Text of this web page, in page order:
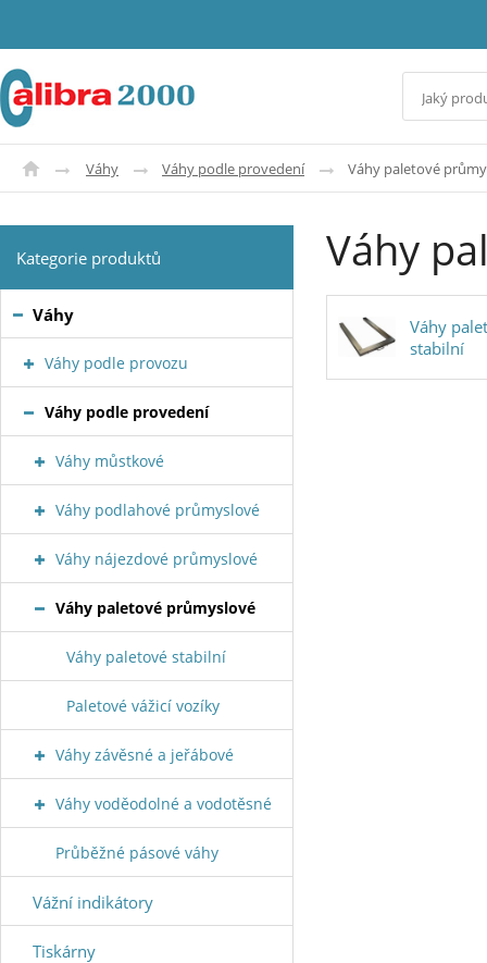
Váhy Váhy podle provedení Váhy paletové
Váhy
Váhy
stabilní
Kategorie produktů
Váhy
Váhy podle provozu
Váhy podle provedení
Váhy můstkové
Váhy podlahové průmyslové
Váhy nájezdové průmyslové
Váhy paletové průmyslové
Váhy paletové stabilní
Paletové vážicí vozíky
Váhy závěsné a jeřábové
Váhy voděodolné a vodotěsné
Průběžné pásové váhy
Vážní indikátory
Tiskárny